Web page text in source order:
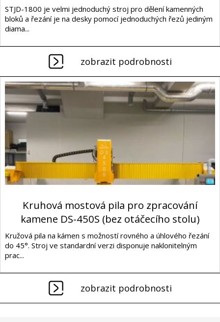
STJD-1800 je velmi jednoduchý stroj pro dělení kamenných
bloků a řezání je na desky pomocí jednoduchých řezů jediným
diama...
zobrazit podrobnosti
Kruhová mostová pila pro zpracování
kamene DS-450S (bez otáčecího stolu)
Kružová pila na kámen s možností rovného a úhlového řezání
do 45°. Stroj ve standardní verzi disponuje naklonitelným
prac...
zobrazit podrobnosti